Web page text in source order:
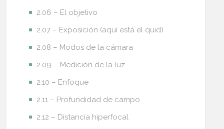
2.06 – El objetivo
2.07 – Exposición (aquí está el quid)
2.08 – Modos de la cámara
2.09 – Medición de la luz
2.10 – Enfoque
2.11 – Profundidad de campo
2.12 – Distancia hiperfocal